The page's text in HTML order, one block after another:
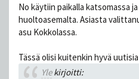
No käytiin paikalla katsomassa
huoltoasemalta. Asiasta
asu Kokkolassa.
Tässä olisi kuitenkin hyvä
Ylekirjoitti: